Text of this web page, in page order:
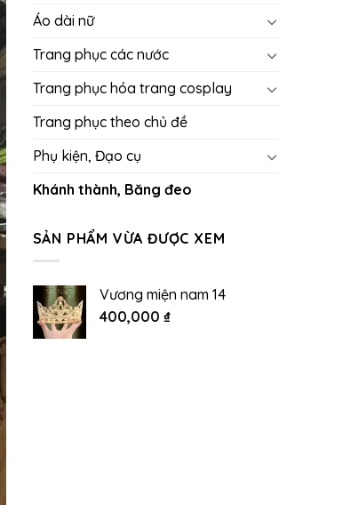
Áo dài nữ
Trang phục các nước
Trang phục hóa trang cosplay
Trang phục theo chủ đề
Phụ kiện, Đạo cụ
Khánh thành, Băng đeo
SẢN PHẨM VỪA ĐƯỢC XEM
Vương miện nam 14
400,000 ₫